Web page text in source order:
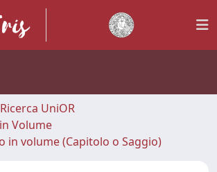
UniOR
Volume
in volume (Capitolo o Saggio)